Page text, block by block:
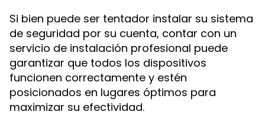
Si bien puede ser tentador instalar su sistema
de seguridad por su cuenta, contar con un
servicio de instalación profesional puede
garantizar que todos los dispositivos
funcionen correctamente y estén
posicionados en lugares óptimos para
maximizar su efectividad.